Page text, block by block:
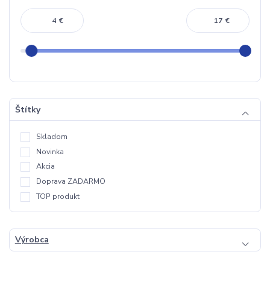
€ €
Štítky
Skladom
Novinka
Akcia
Doprava ZADARMO
TOP produkt
Výrobca